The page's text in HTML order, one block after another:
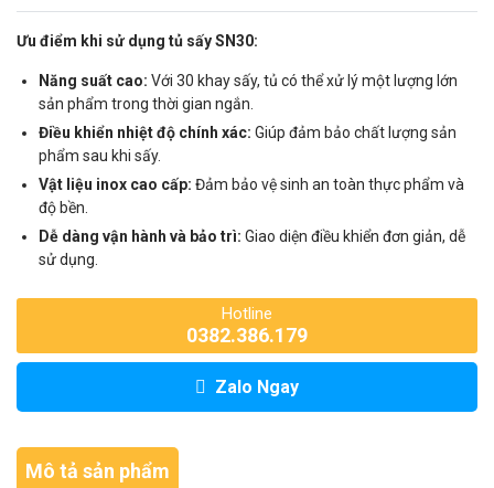
Ưu điểm khi sử dụng tủ sấy SN30:
Năng suất cao: Với 30 khay sấy, tủ có thể xử lý một lượng lớn
sản phẩm trong thời gian ngắn.
Điều khiển nhiệt độ chính xác: Giúp đảm bảo chất lượng sản
phẩm sau khi sấy.
Vật liệu inox cao cấp: Đảm bảo vệ sinh an toàn thực phẩm và
độ bền.
Dễ dàng vận hành và bảo trì: Giao diện điều khiển đơn giản, dễ
sử dụng.
Hotline
0382.386.179
Zalo Ngay
Mô tả sản phẩm